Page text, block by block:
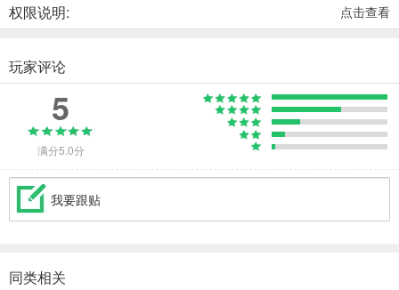
权限说明: 点击查看
玩家评论
5
满分5.0分
我要跟贴
同类相关